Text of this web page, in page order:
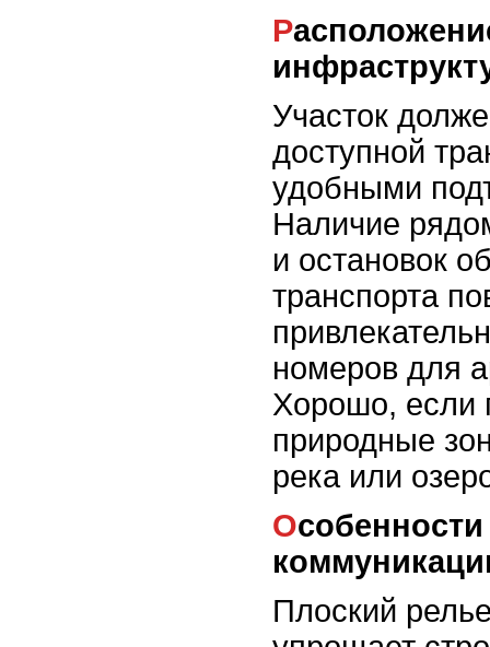
Расположение и
Участок
доступной
удобными
Наличие
и остановок
транспорта
номеров для
Хорошо, если
природные
река или
Особенности рельефа и
Плоский